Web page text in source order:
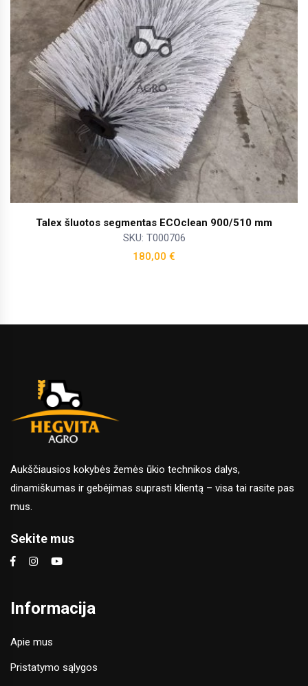
Talex šluotos segmentas ECOclean 900/510 mm
SKU: T000706
180,00 €
Aukščiausios kokybės žemės ūkio technikos dalys,
dinamiškumas ir gebėjimas suprasti klientą – visa tai rasite pas
mus.
Sekite mus
Informacija
Apie mus
Pristatymo sąlygos